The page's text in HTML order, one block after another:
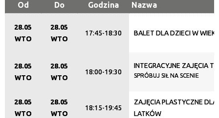
Od Do Godzina Nazwa
28.05
WTO
28.05
WTO
17:45-18:30 BALET DLA DZIECI W
28.05
WTO
28.05
WTO
18:00-19:30
INTEGRACYJNE ZAJĘCIA
SPRÓBUJ SIŁ NA SCENIE
28.05
WTO
28.05
WTO
18:15-19:45
ZAJĘCIA PLASTYCZNE
LATKÓW